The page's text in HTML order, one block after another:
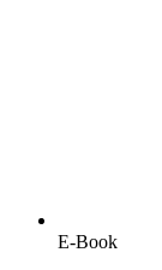
E-Book